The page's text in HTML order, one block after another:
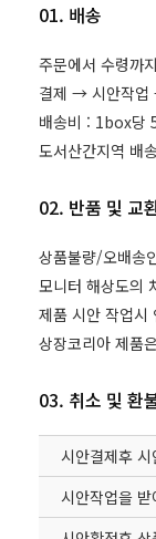
01. 배송
주문에서 수령까
결제 → 시안작
배송비 : 1box당
도서산간지역 배
02. 반품 및 교
상품불량/오배송
모니터 해상도의
제품 시안 작업시
상장코리아 제품
03. 취소 및 환
시안결제후
시안작업을 받